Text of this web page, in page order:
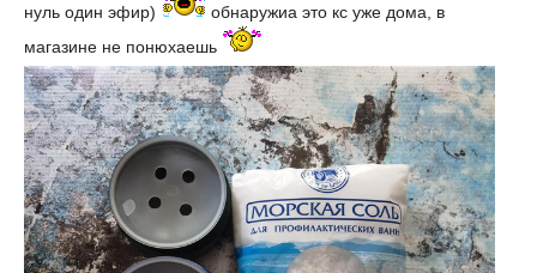
нуль один эфир)
обнаружиа это кс уже дома, в
магазине не понюхаешь